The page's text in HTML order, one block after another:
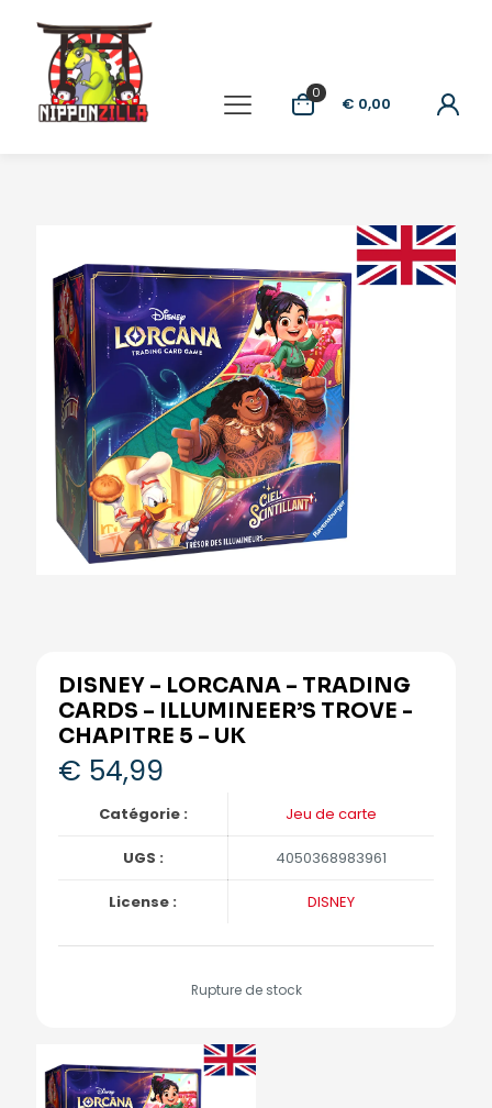
0
€ 0,00
DISNEY – LORCANA – TRADING
CARDS – ILLUMINEER’S TROVE -
CHAPITRE 5 – UK
€ 54,99
Catégorie : Jeu de carte
UGS : 4050368983961
License : DISNEY
Rupture de stock